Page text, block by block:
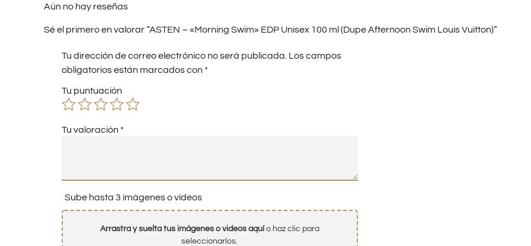
Aún no hay reseñas
Sé el primero en valorar “ASTEN – «Morning Swim» EDP Unisex 100 ml (Dupe Afternoon Swim Louis Vuitton)”
Tu dirección de correo electrónico no será publicada. Los campos
obligatorios están marcados con *
Tu puntuación
Tu valoración *
Sube hasta 3 imágenes o vídeos
Arrastra y suelta tus imágenes o videos aquío haz clic para
seleccionarlos.